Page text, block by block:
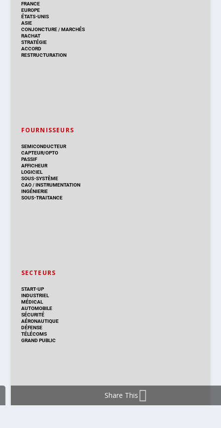
FRANCE
EUROPE
ÉTATS-UNIS
ASIE
CONJONCTURE/ MARCHÉS
RACHAT
STRATÉGIE
ACCORD
RESTRUCTURATION
FOURNISSEURS
SEMICONDUCTEUR
CAPTEUR/OPTO
PASSIF
AFFICHEUR
LOGICIEL
SOUS-SYSTÈME
CAO/INSTRUMENTATION
INGÉNIERIE
SOUS-TRAITANCE
SECTEURS
START-UP
INDUSTRIEL
MÉDICAL
AUTOMOBILE
SÉCURITÉ
AÉRONAUTIQUE
DÉFENSE
TÉLÉCOMS
GRAND PUBLIC
Share This